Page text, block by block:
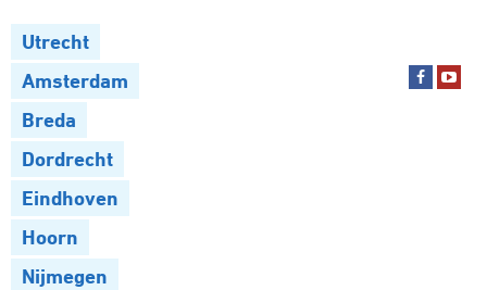
Utrecht
Amsterdam
Breda
Dordrecht
Eindhoven
Hoorn
Nijmegen